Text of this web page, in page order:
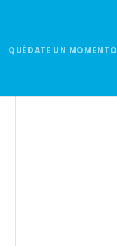
QUÉDATE UN MOMENTO